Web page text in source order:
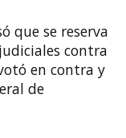
que se reserva
contra
en contra y
de